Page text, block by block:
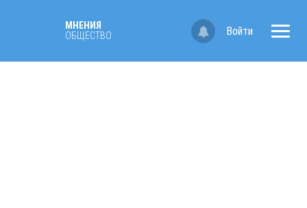
МНЕНИЯ
ОБЩЕСТВО
Войти